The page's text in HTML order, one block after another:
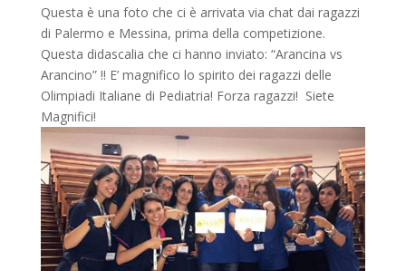
Questa è una foto che ci è arrivata via chat dai ragazzi
di Palermo e Messina, prima della competizione.
Questa didascalia che ci hanno inviato: “Arancina vs
Arancino” !! E’ magnifico lo spirito dei ragazzi delle
Olimpiadi Italiane di Pediatria! Forza ragazzi! Siete
Magnifici!